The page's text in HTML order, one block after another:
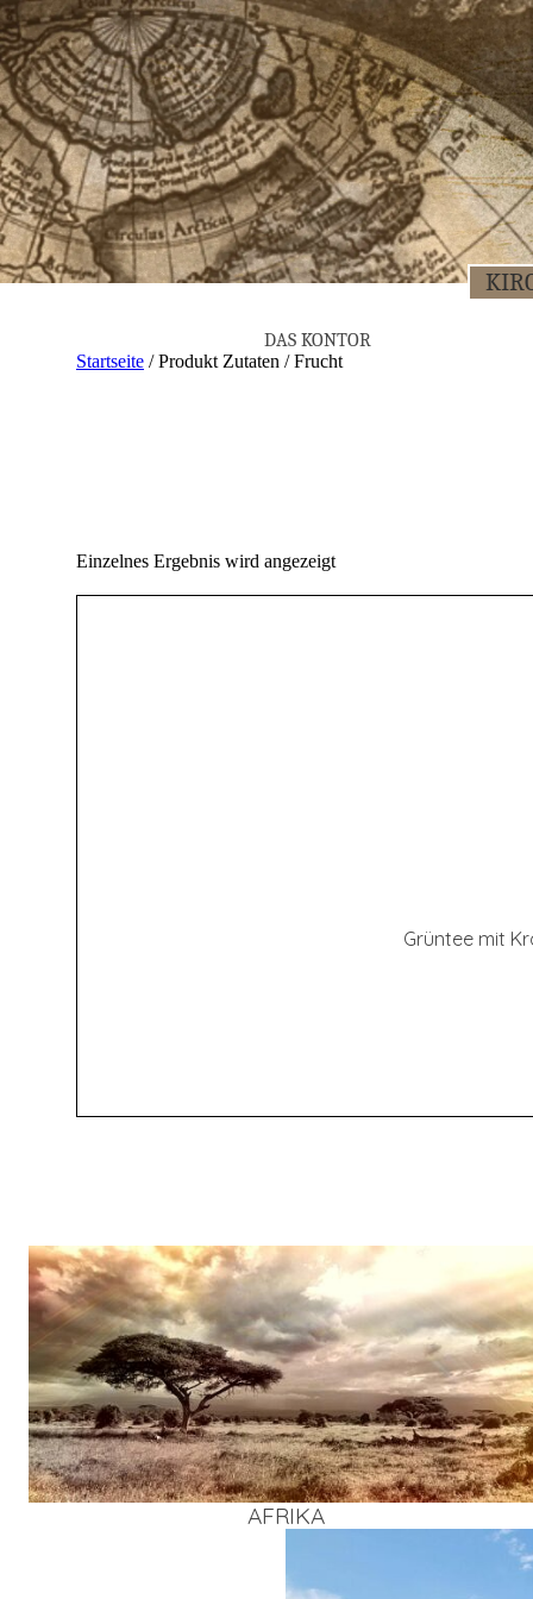
DAS KON­TOR
Startseite / Produkt Zutaten / Frucht
Einzelnes Ergebnis wird angezeigt
Grüntee mit
AFRI­KA